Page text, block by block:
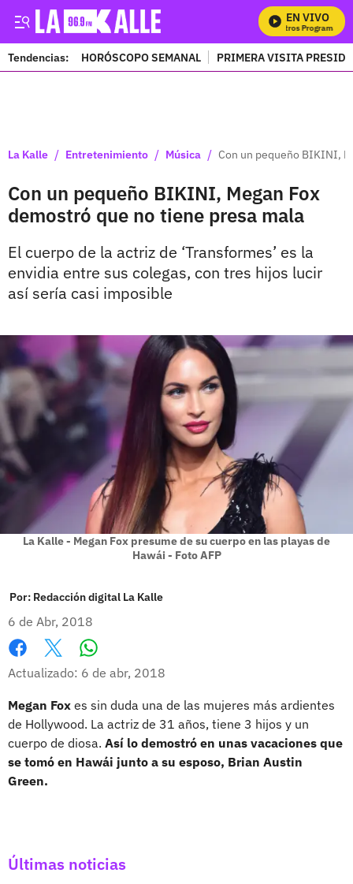
EN VIVO
Tendencias: HORÓSCOPO SEMANAL PRIMERA VISITA
La Kalle / Entretenimiento / Música / Con un pequeño BIKINI,
Con un pequeño BIKINI, Megan Fox
demostró que no tiene presa mala
El cuerpo de la actriz de ‘Transformes’ es la
envidia entre sus colegas, con tres hijos lucir
así sería casi imposible
La Kalle - Megan Fox presume de su cuerpo en las playas de
Hawái - Foto AFP
Por: Redacción digital La Kalle
6 de Abr, 2018
Facebook
X
Actualizado: 6 de abr, 2018
Megan Fox es sin duda una de las mujeres más ardientes
de Hollywood. La actriz de 31 años, tiene 3 hijos y un
cuerpo de diosa. Así lo demostró en unas vacaciones que
se tomó en Hawái junto a su esposo, Brian Austin
Green.
Últimas noticias